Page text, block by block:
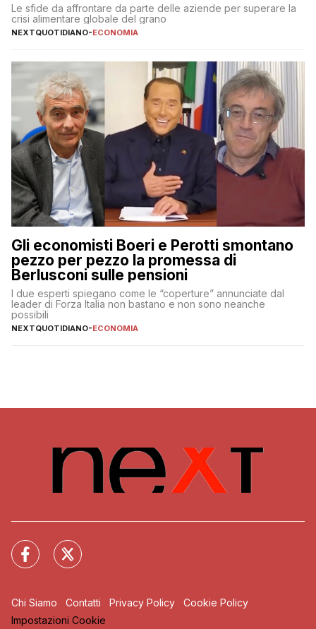
Le sfide da affrontare da parte delle aziende per superare la
crisi alimentare globale del grano
NEXTQUOTIDIANO-ECONOMIA
Gli economisti Boeri e Perotti smontano
pezzo per pezzo la promessa di
Berlusconi sulle pensioni
I due esperti spiegano come le “coperture” annunciate dal
leader di Forza Italia non bastano e non sono neanche
possibili
NEXTQUOTIDIANO-ECONOMIA
Chi Siamo Contatti Privacy Policy
Cookie Policy
Impostazioni Cookie